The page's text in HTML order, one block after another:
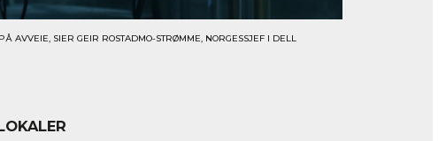
AVVEIE, SIER GEIR ROSTADMO-STRØMME, NORGESSJEF I DELL